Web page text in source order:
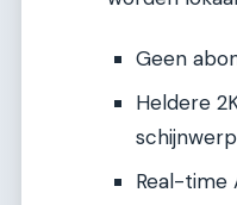
Geen
Heldere
Real-time